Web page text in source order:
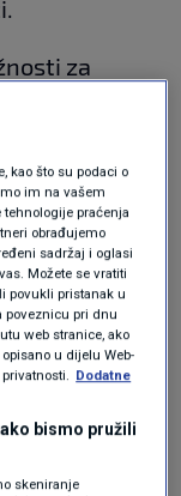
za
Ukrajina
Dugi
Prijeti
Ukrajinski
je izjavio
kao što su podaci o
im na vašem
praćenja
obrađujemo
sadržaj i oglasi
Možete se vratiti
povukli pristanak u
poveznicu pri dnu
web stranice, ako
u dijelu Web-
Dodatne
bismo pružili
skeniranje